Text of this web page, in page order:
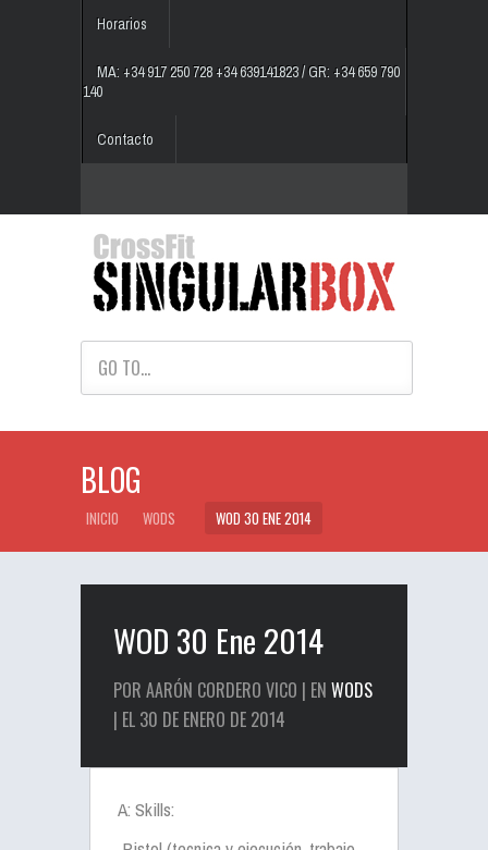
Horarios
MA: +34 917 250 728 +34 639141823 / GR: +34 659 790
140
Contacto
GO TO...
BLOG
INICIO WODS WOD 30 ENE 2014
WOD 30 Ene 2014
POR AARÓN CORDERO VICO | EN WODS
| EL 30 DE ENERO DE 2014
A: Skills: